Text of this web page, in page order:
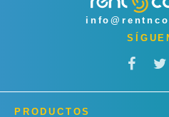
PRODUCTOS